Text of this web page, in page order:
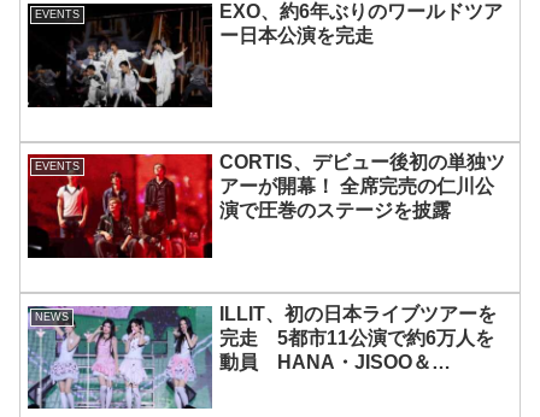
EVENTS
EXO、約6年ぶりのワールドツア
ー日本公演を完走
EVENTS
CORTIS、デビュー後初の単独ツ
アーが開幕！ 全席完売の仁川公
演で圧巻のステージを披露
NEWS
ILLIT、初の日本ライブツアーを
完走 5都市11公演で約6万人を
動員 HANA・JISOO＆